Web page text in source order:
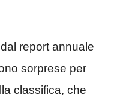
report annuale
sorprese per
classifica, che